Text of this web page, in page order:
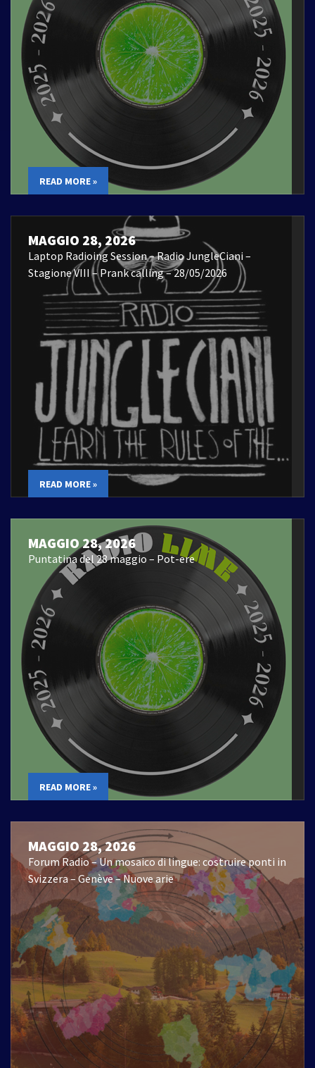
READ MORE »
MAGGIO 28, 2026
Laptop Radioing Session – Radio JungleCiani –
Stagione VIII – Prank calling – 28/05/2026
READ MORE »
MAGGIO 28, 2026
Puntatina del 28 maggio – Pot-ere
READ MORE »
MAGGIO 28, 2026
Forum Radio – Un mosaico di lingue: costruire ponti in
Svizzera – Genève – Nuove arie